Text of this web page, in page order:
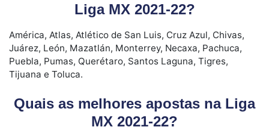
Liga MX 2021-22?
América, Atlas, Atlético de San Luis, Cruz Azul, Chivas,
Juárez, León, Mazatlán, Monterrey, Necaxa, Pachuca,
Puebla, Pumas, Querétaro, Santos Laguna, Tigres,
Tijuana e Toluca.
Quais as melhores apostas na Liga
MX 2021-22?